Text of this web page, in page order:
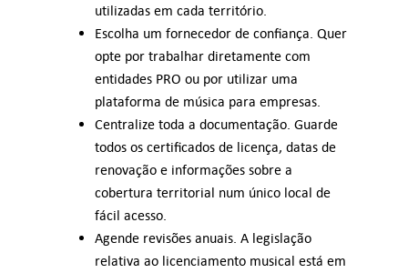
utilizadas em cada território.
Escolha um fornecedor de confiança. Quer
opte por trabalhar diretamente com
entidades PRO ou por utilizar uma
plataforma de música para empresas.
Centralize toda a documentação. Guarde
todos os certificados de licença, datas de
renovação e informações sobre a
cobertura territorial num único local de
fácil acesso.
Agende revisões anuais. A legislação
relativa ao licenciamento musical está em